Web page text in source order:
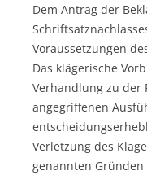
Dem Antrag der
Voraussetzungen
Das klägerische
Verhandlung zu der
angegriffenen
Verletzung des
genannten